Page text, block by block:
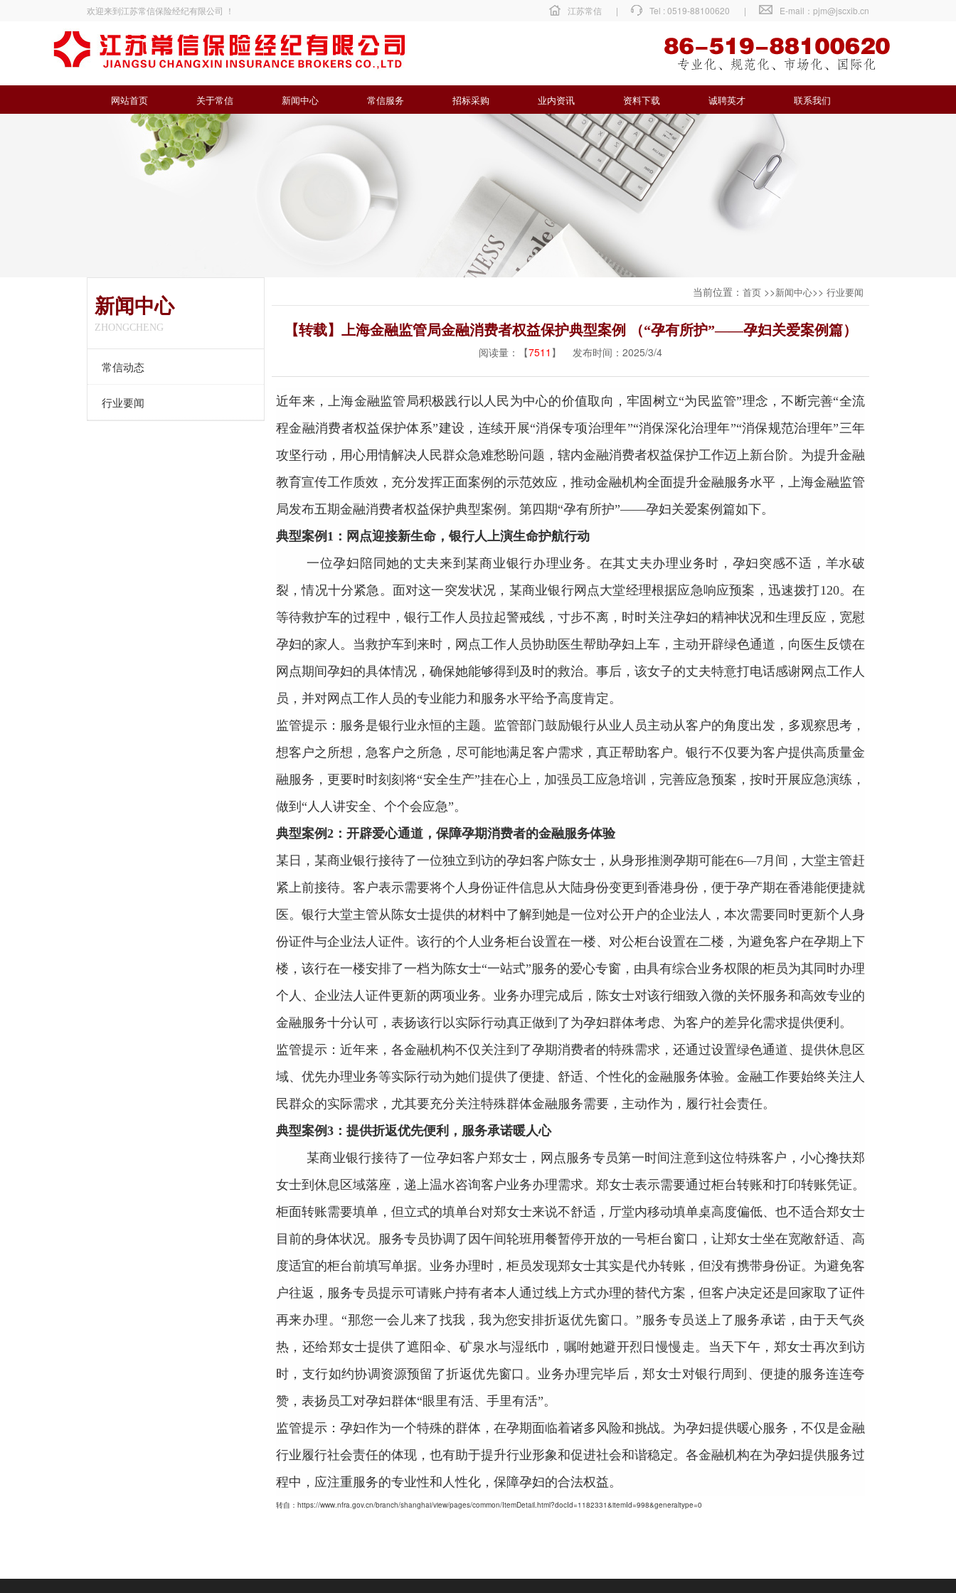
欢迎来到江苏常信保险经纪有限公司 ！ 江苏常信 | Tel : 0519-88100620 | E-mail：pjm@jscxib.cn
网站首页 关于常信 新闻中心 常信服务 招标采购 业内资讯 资料下载 诚聘英才 联系我们
新闻中心
ZHONGCHENG
常信动态
行业要闻
当前位置： 首页 >>新闻中心>> 行业要闻
【转载】上海金融监管局金融消费者权益保护典型案例 （“孕有所护”——孕妇关爱案例篇）
阅读量：【7511 】 发布时间：2025/3/4
近年来，上海金融监管局积极践行以人民为中心的价值取向，牢固树立“为民监管”理念，不断完善“全流
程金融消费者权益保护体系”建设，连续开展“消保专项治理年”“消保深化治理年”“消保规范治理年”三年
攻坚行动，用心用情解决人民群众急难愁盼问题，辖内金融消费者权益保护工作迈上新台阶。为提升金融
教育宣传工作质效，充分发挥正面案例的示范效应，推动金融机构全面提升金融服务水平，上海金融监管
局发布五期金融消费者权益保护典型案例。第四期“孕有所护”——孕妇关爱案例篇如下。
典型案例1：网点迎接新生命，银行人上演生命护航行动
一位孕妇陪同她的丈夫来到某商业银行办理业务。在其丈夫办理业务时，孕妇突感不适，羊水破
裂，情况十分紧急。面对这一突发状况，某商业银行网点大堂经理根据应急响应预案，迅速拨打120。在
等待救护车的过程中，银行工作人员拉起警戒线，寸步不离，时时关注孕妇的精神状况和生理反应，宽慰
孕妇的家人。当救护车到来时，网点工作人员协助医生帮助孕妇上车，主动开辟绿色通道，向医生反馈在
网点期间孕妇的具体情况，确保她能够得到及时的救治。事后，该女子的丈夫特意打电话感谢网点工作人
员，并对网点工作人员的专业能力和服务水平给予高度肯定。
监管提示：服务是银行业永恒的主题。监管部门鼓励银行从业人员主动从客户的角度出发，多观察思考，
想客户之所想，急客户之所急，尽可能地满足客户需求，真正帮助客户。银行不仅要为客户提供高质量金
融服务，更要时时刻刻将“安全生产”挂在心上，加强员工应急培训，完善应急预案，按时开展应急演练，
做到“人人讲安全、个个会应急”。
典型案例2：开辟爱心通道，保障孕期消费者的金融服务体验
某日，某商业银行接待了一位独立到访的孕妇客户陈女士，从身形推测孕期可能在6—7月间，大堂主管赶
紧上前接待。客户表示需要将个人身份证件信息从大陆身份变更到香港身份，便于孕产期在香港能便捷就
医。银行大堂主管从陈女士提供的材料中了解到她是一位对公开户的企业法人，本次需要同时更新个人身
份证件与企业法人证件。该行的个人业务柜台设置在一楼、对公柜台设置在二楼，为避免客户在孕期上下
楼，该行在一楼安排了一档为陈女士“一站式”服务的爱心专窗，由具有综合业务权限的柜员为其同时办理
个人、企业法人证件更新的两项业务。业务办理完成后，陈女士对该行细致入微的关怀服务和高效专业的
金融服务十分认可，表扬该行以实际行动真正做到了为孕妇群体考虑、为客户的差异化需求提供便利。
监管提示：近年来，各金融机构不仅关注到了孕期消费者的特殊需求，还通过设置绿色通道、提供休息区
域、优先办理业务等实际行动为她们提供了便捷、舒适、个性化的金融服务体验。金融工作要始终关注人
民群众的实际需求，尤其要充分关注特殊群体金融服务需要，主动作为，履行社会责任。
典型案例3：提供折返优先便利，服务承诺暖人心
某商业银行接待了一位孕妇客户郑女士，网点服务专员第一时间注意到这位特殊客户，小心搀扶郑
女士到休息区域落座，递上温水咨询客户业务办理需求。郑女士表示需要通过柜台转账和打印转账凭证。
柜面转账需要填单，但立式的填单台对郑女士来说不舒适，厅堂内移动填单桌高度偏低、也不适合郑女士
目前的身体状况。服务专员协调了因午间轮班用餐暂停开放的一号柜台窗口，让郑女士坐在宽敞舒适、高
度适宜的柜台前填写单据。业务办理时，柜员发现郑女士其实是代办转账，但没有携带身份证。为避免客
户往返，服务专员提示可请账户持有者本人通过线上方式办理的替代方案，但客户决定还是回家取了证件
再来办理。“那您一会儿来了找我，我为您安排折返优先窗口。”服务专员送上了服务承诺，由于天气炎
热，还给郑女士提供了遮阳伞、矿泉水与湿纸巾，嘱咐她避开烈日慢慢走。当天下午，郑女士再次到访
时，支行如约协调资源预留了折返优先窗口。业务办理完毕后，郑女士对银行周到、便捷的服务连连夸
赞，表扬员工对孕妇群体“眼里有活、手里有活”。
监管提示：孕妇作为一个特殊的群体，在孕期面临着诸多风险和挑战。为孕妇提供暖心服务，不仅是金融
行业履行社会责任的体现，也有助于提升行业形象和促进社会和谐稳定。各金融机构在为孕妇提供服务过
程中，应注重服务的专业性和人性化，保障孕妇的合法权益。
转自：https://www.nfra.gov.cn/branch/shanghai/view/pages/common/ItemDetail.html?docId=1182331&itemId=998&generaltype=0